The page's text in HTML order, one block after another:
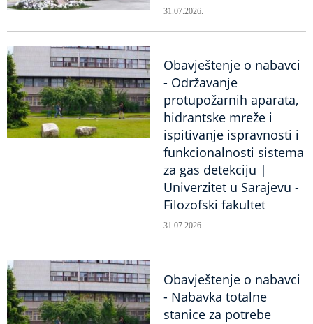
31.07.2026.
Obavještenje o nabavci
- Održavanje
protupožarnih aparata,
hidrantske mreže i
ispitivanje ispravnosti i
funkcionalnosti sistema
za gas detekciju |
Univerzitet u Sarajevu -
Filozofski fakultet
31.07.2026.
Obavještenje o nabavci
- Nabavka totalne
stanice za potrebe